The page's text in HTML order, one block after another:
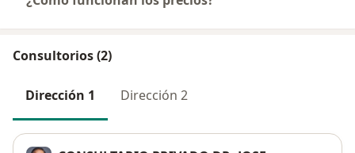
Consultorios (2)
Dirección 1 Dirección 2